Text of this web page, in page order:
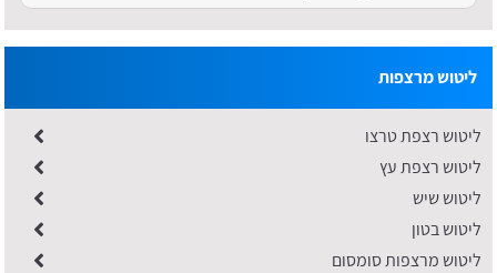
ליטוש מרצפות
ליטוש רצפת טרצו
ליטוש רצפת עץ
ליטוש שיש
ליטוש בטון
ליטוש מרצפות סומסום